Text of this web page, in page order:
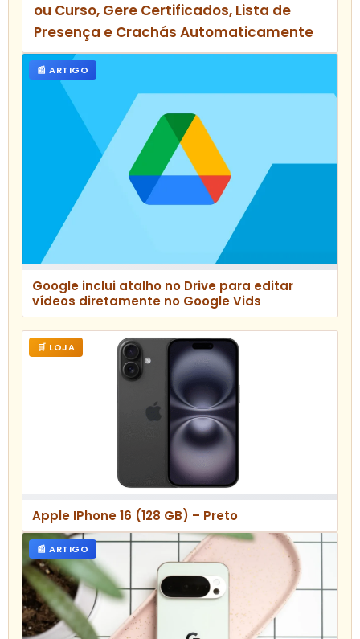
ou Curso, Gere Certificados, Lista de
Presença e Crachás Automaticamente
📰 ARTIGO
Google inclui atalho no Drive para editar
vídeos diretamente no Google Vids
🛒 LOJA
Apple IPhone 16 (128 GB) – Preto
📰 ARTIGO